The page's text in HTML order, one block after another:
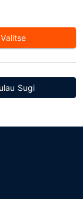
Valitse
Sugi